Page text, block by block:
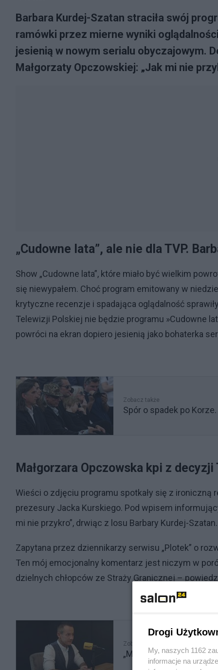
Barbara Kurdej-Szatan straciła swój
ramówki przez mierne wyniki
jesienią w nowym serialu obyczajowym.
Małgorzaty Opczowskiej: „Jak mi nie
„Cudowne lata”, ale nie dla TVP.
Show „Cudowne lata”, które miało być wielkim
się niewypałem. Choć program emitowany w
krytyczne recenzje i spadająca oglądalność
Telewizji Polskiej nie będzie programu »Cudowne
powróci na ekran dopiero jesienią jako bohaterka
Zobacz także
Spór o spadek po
Małgorzara Opczowska kpi z decyzji
Wieści o zdjęciu programu spotkały się z ironiczną
prezesury Jacka Kurskiego. Pod wpisem
mi nie przykro”, drwiąc z losu Barbary Kurdej-Szatan.
Zapytana przez dziennikarzy serwisu „Plotek” o
Ten mój emocjonalny komentarz jest niczym w
dzielnych chłopców ze Straży Granicznej –
Zobacz także
„Mam dość pogrzebów
Drogi
My, naszych 1162
informacje na